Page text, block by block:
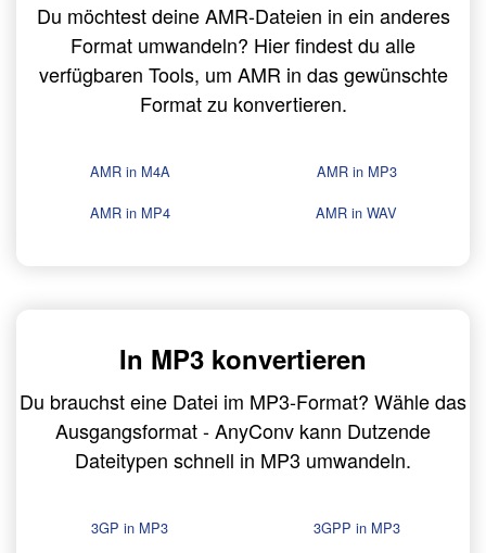
Du möchtest deine AMR-Dateien in ein anderes
Format umwandeln? Hier findest du alle
verfügbaren Tools, um AMR in das gewünschte
Format zu konvertieren.
AMR in M4A
AMR in MP3
AMR in MP4
AMR in WAV
In MP3 konvertieren
Du brauchst eine Datei im MP3-Format? Wähle das
Ausgangsformat - AnyConv kann Dutzende
Dateitypen schnell in MP3 umwandeln.
3GP in MP3
3GPP in MP3